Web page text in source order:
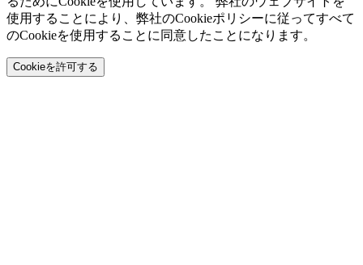
使用することにより、弊社のCookieポリシーに従ってすべて
のCookieを使用することに同意したことになります。
Cookieを許可する